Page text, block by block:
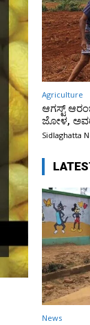
Agriculture
ಆಗಸ್ಟ್
ಜೋಳ, ಅವರೆ
Sidlaghatta
News